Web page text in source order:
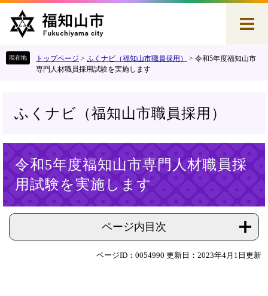
へ
トップページ > ふくナビ（福知山市職員採用） > 令和5年度福知山市
専門人材職員採用試験を実施します
ふくナビ（福知山市職員採用）
令和5年度福知山市専門人材職員採
用試験を実施します
ページ内目次
ページID：0054990 更新日：2023年4月1日更新